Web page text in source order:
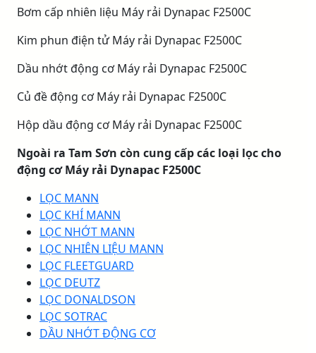
Bơm cấp nhiên liệu Máy rải Dynapac F2500C
Kim phun điện tử Máy rải Dynapac F2500C
Dầu nhớt động cơ Máy rải Dynapac F2500C
Củ đề động cơ Máy rải Dynapac F2500C
Hộp dầu động cơ Máy rải Dynapac F2500C
Ngoài ra Tam Sơn còn cung cấp các loại lọc cho
động cơ Máy rải Dynapac F2500C
LỌC MANN
LỌC KHÍ MANN
LỌC NHỚT MANN
LỌC NHIÊN LIỆU MANN
LỌC FLEETGUARD
LỌC DEUTZ
LỌC DONALDSON
LỌC SOTRAC
DẦU NHỚT ĐỘNG CƠ